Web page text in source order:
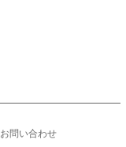
お問い合わせ